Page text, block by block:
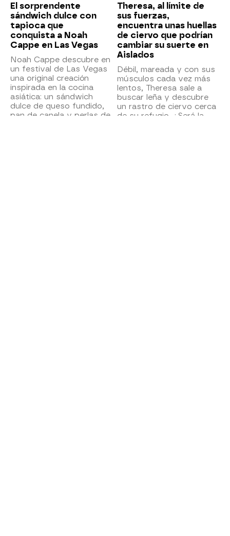
El sorprendente
sándwich dulce con
tapioca que
conquista a Noah
Cappe en Las Vegas
Noah Cappe descubre en
un festival de Las Vegas
una original creación
inspirada en la cocina
asiática: un sándwich
dulce de queso fundido,
pan de canela y perlas de
Theresa, al límite de
sus fuerzas,
encuentra unas huellas
de ciervo que podrían
cambiar su suerte en
Aislados
Débil, mareada y con sus
músculos cada vez más
lentos, Theresa sale a
buscar leña y descubre
un rastro de ciervo cerca
de su refugio. ¿Será la